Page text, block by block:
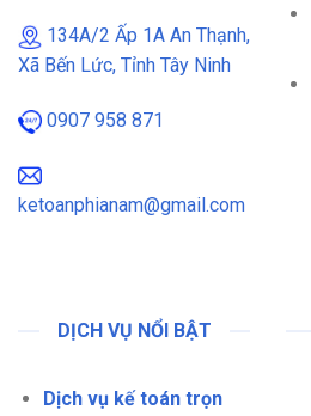
134A/2 Ấp 1A An Thạnh,
Xã Bến Lức, Tỉnh Tây Ninh
0907 958 871
ketoanphianam@gmail.com
DỊCH VỤ NỔI BẬT
Dịch vụ kế toán trọn